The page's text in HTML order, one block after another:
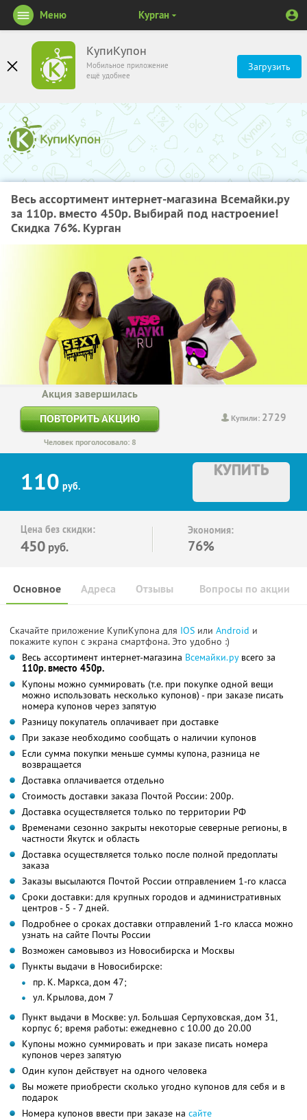
КупиКупон
Мобильное приложение
ещё удобнее
Загрузить
Меню Курган
Весь ассортимент интернет-магазина Всемайки.ру
за 110р. вместо 450р. Выбирай под настроение!
Скидка 76%. Курган
Купили: 2729
Акция завершилась
ПОВТОРИТЬ АКЦИЮ
Человек проголосовало: 8
110 руб.
КУПИТЬ
Цена без скидки:
450 руб.
Экономия:
76%
Основное Отзывы Вопросы по акции
Адреса
Скачайте приложение КупиКупона для IOS или Android и
покажите купон с экрана смартфона. Это удобно :)
Весь ассортимент интернет-магазина Всемайки.рувсего за
110р. вместо 450р.
Купоны можно суммировать (т.е. при покупке одной вещи
можно использовать несколько купонов) - при заказе писать
номера купонов через запятую
Разницу покупатель оплачивает при доставке
При заказе необходимо сообщать о наличии купонов
Если сумма покупки меньше суммы купона, разница не
возвращается
Доставка оплачивается отдельно
Стоимость доставки заказа Почтой России: 200р.
Доставка осуществляется только по территории РФ
Временами сезонно закрыты некоторые северные регионы, в
частности Якутск и область
Доставка осуществляется только после полной предоплаты
заказа
Заказы высылаются Почтой России отправлением 1-го класса
Сроки доставки: для крупных городов и административных
центров - 5 - 7 дней.
Подробнее о сроках доставки отправлений 1-го класса можно
узнать на сайте Почты России
Возможен самовывоз из Новосибирска и Москвы
Пункты выдачи в Новосибирске:
пр. К. Маркса, дом 47;
ул. Крылова, дом 7
Пункт выдачи в Москве: ул. Большая Серпуховская, дом 31,
корпус 6; время работы: ежедневно с 10.00 до 20.00
Купоны можно суммировать и при заказе писать номера
купонов через запятую
Один купон действует на одного человека
Вы можете приобрести сколько угодно купонов для себя и в
подарок
Номера купонов ввести при заказе на сайте